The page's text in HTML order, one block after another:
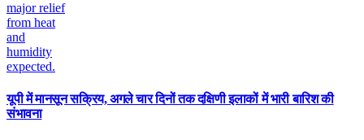
यूपी में मानसून सक्रिय, अगले चार दिनों तक दक्षिणी इलाकों में भारी बारिश की
संभावना